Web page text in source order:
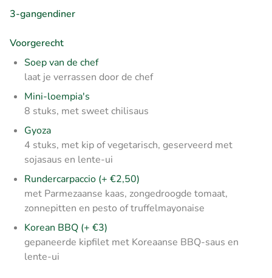
3-gangendiner
Voorgerecht
Soep van de chef
laat je verrassen door de chef
Mini-loempia's
8 stuks, met sweet chilisaus
Gyoza
4 stuks, met kip of vegetarisch, geserveerd met
sojasaus en lente-ui
Rundercarpaccio (+ €2,50)
met Parmezaanse kaas, zongedroogde tomaat,
zonnepitten en pesto of truffelmayonaise
Korean BBQ (+ €3)
gepaneerde kipfilet met Koreaanse BBQ-saus en
lente-ui